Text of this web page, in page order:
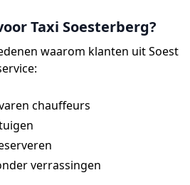
Taxi Soesterberg?
waarom klanten uit Soest
chauffeurs
verrassingen